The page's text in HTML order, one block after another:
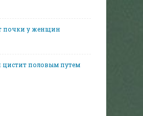
почки у женщин
цистит половым путем